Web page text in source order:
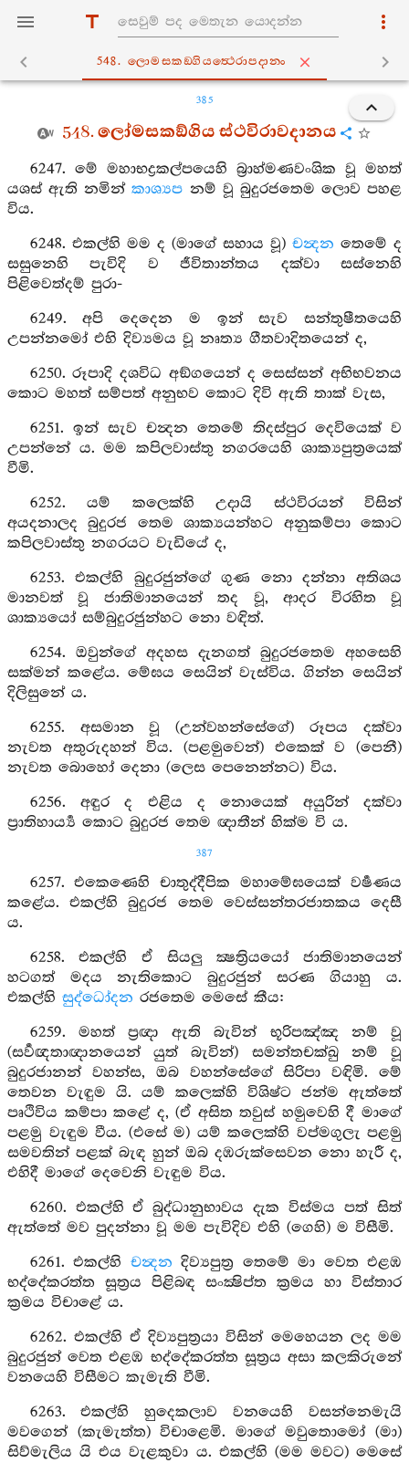
548. ලොමසකඞ‍්ගියත්‍ථෙරාපදානං
385
548. ලෝමසකඞ්ගිය ස්ථවිරාවදානය
6247. මේ මහාභද්‍රකල්පයෙහි බ්‍රාහ්මණවංශික වූ මහත්
යශස් ඇති නමින්කාශ්‍යප නම් වූ බුදුරජතෙම ලොව පහළ
විය.
6248. එකල්හි මම ද (මාගේ සහාය වූ) චන්‍දන තෙමේ ද
සසුනෙහි පැවිදි ව ජීවිතාන්තය දක්වා සස්නෙහි
පිළිවෙත්දම් පුරා-
6249. අපි දෙදෙන ම ඉන් සැව සන්තුෂීතයෙහි
උපන්නමෝ එහි දිව්‍යමය වූ නෘත්‍ය ගීතවාදිතයෙන් ද,
6250. රූපාදි දශවිධ අඞ්ගයෙන් ද සෙස්සන් අභිභවනය
කොට මහත් සම්පත් අනුභව කොට දිවි ඇති තාක් වැස,
6251. ඉන් සැව චන්‍දන තෙමේ තිදස්පුර දෙවියෙක් ව
උපන්නේ ය. මම කපිලවාස්තු නගරයෙහි ශාක්‍යපුත්‍රයෙක්
වීමි.
6252. යම් කලෙක්හි උදායි ස්ථවිරයන් විසින්
අයදනාලද බුදුරජ තෙම ශාක්‍යයන්හට අනුකම්පා කොට
කපිලවාස්තු නගරයට වැඩියේ ද,
6253. එකල්හි බුදුරජුන්ගේ ගුණ නො දන්නා අතිශය
මානවත් වූ ජාතිමානයෙන් තද වූ, ආදර විරහිත වූ
ශාක්‍යයෝ සම්බුදුරජුන්හට නො වඳිත්.
6254. ඔවුන්ගේ අදහස දැනගත් බුදුරජතෙම අහසෙහි
සක්මන් කළේය. මේඝය සෙයින් වැස්විය. ගින්න සෙයින්
දිලිසුනේ ය.
6255. අසමාන වූ (උන්වහන්සේගේ) රූපය දක්වා
නැවත අතුරුදහන් විය. (පළමුවෙන්) එකෙක් ව (පෙනී)
නැවත බොහෝ දෙනා (ලෙස පෙනෙන්නට) විය.
6256. අඳුර ද එළිය ද නොයෙක් අයුරින් දක්වා
ප්‍රාතිහාර්‍ය්‍ය කොට බුදුරජ තෙම ඥාතීන් හික්ම වි ය.
387
6257. එකෙණෙහි චාතුද්දීපික මහාමේඝයෙක් වර්‍ෂණය
කළේය. එකල්හි බුදුරජ තෙම වෙස්සන්තරජාතකය දෙසී
ය.
6258. එකල්හි ඒ සියලු ක්‍ෂත්‍රියයෝ ජාතිමානයෙන්
හටගත් මදය නැතිකොට බුදුරජුන් සරණ ගියාහු ය.
එකල්හි සුද්ධෝදන රජතෙම මෙසේ කීය:
6259. මහත් ප්‍රඥා ඇති බැවින් භූරිපඤ්ඤ නම් වූ
(සර්‍වඥතාඥානයෙන් යුත් බැවින්) සමන්තචක්ඛු නම් වූ
බුදුරජානන් වහන්ස, ඔබ වහන්සේගේ සිරිපා වඳිමි. මේ
තෙවන වැඳුම යි. යම් කලෙක්හි විශිෂ්ට ජන්ම ඇත්තේ
පෘථිවිය කම්පා කළේ ද, (ඒ අසිත තවුස් හමුවෙහි දී මාගේ
පළමු වැඳුම වීය. (එසේ ම) යම් කලෙක්හි වප්මගුලැ පළමු
සමවතින් පළක් බැඳ හුන් ඔබ දඹරුක්සෙවන නො හැරී ද,
එහිදී මාගේ දෙවෙනි වැඳුම විය.
6260. එකල්හි ඒ බුද්ධානුභාවය දැක විස්මය පත් සිත්
ඇත්තේ මව පුදන්නා වූ මම පැවිදිව එහි (ගෙහි) ම විසීමි.
6261. එකල්හි චන්‍දන දිව්‍යපුත්‍ර තෙමේ මා වෙත එළඹ
භද්දේකරත්ත සූත්‍රය පිළිබඳ සංක්‍ෂිප්ත ක්‍රමය හා විස්තාර
ක්‍රමය විචාළේ ය.
6262. එකල්හි ඒ දිව්‍යපුත්‍රයා විසින් මෙහෙයන ලද මම
බුදුරජුන් වෙත එළඹ භද්දේකරත්ත සූත්‍රය අසා කලකිරුනේ
වනයෙහි විසීමට කැමැති වීමි.
6263. එකල්හි හුදෙකලාව වනයෙහි වසන්නෙමැයි
මවගෙන් (කැමැත්ත) විචාළෙමි. මාගේ මවුතොමෝ (මා)
සිව්මැලිය යි එය වැළකුවා ය. එකල්හි (මම මවට) මෙසේ